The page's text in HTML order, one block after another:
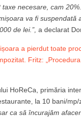
necesare, cam
va fi suspendată
de lei.”, a declarat
a pierdut toate
Fritz:
HoReCa, primăria
la 10 bani/mp/
ca să încurajăm